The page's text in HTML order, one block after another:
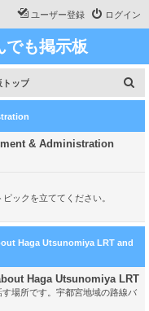
ログイン
ユーザー登録
でも掲示板
トップ
索
& Administration
ックを立ててください。
Haga Utsunomiya LRT and
Haga Utsunomiya LRT
場所です。宇都宮地域の路線バ